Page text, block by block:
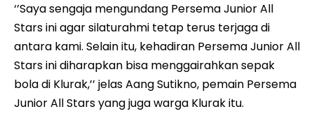
‘’Saya sengaja mengundang Persema Junior All
Stars ini agar silaturahmi tetap terus terjaga di
antara kami. Selain itu, kehadiran Persema Junior All
Stars ini diharapkan bisa menggairahkan sepak
bola di Klurak,’’ jelas Aang Sutikno, pemain Persema
Junior All Stars yang juga warga Klurak itu.